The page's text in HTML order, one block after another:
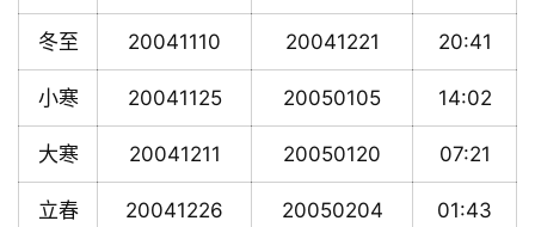
冬至 20041110 20041221 20:41
小寒 20041125 20050105 14:02
大寒 20041211 20050120 07:21
立春 20041226 20050204 01:43